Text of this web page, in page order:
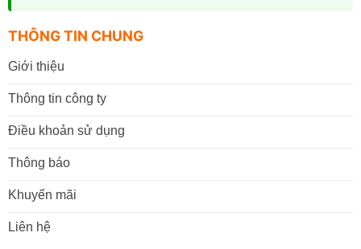
THÔNG TIN CHUNG
Giới thiệu
Thông tin công ty
Điều khoản sử dụng
Thông báo
Khuyến mãi
Liên hệ